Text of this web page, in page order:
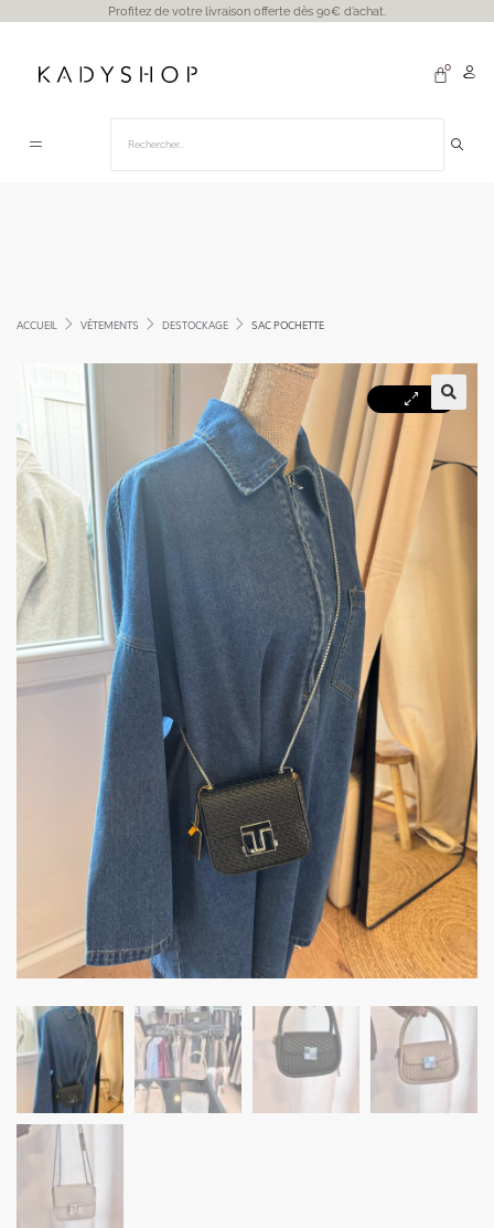
Profitez de votre livraison offerte dès 90€ d’achat.
ACCUEIL VÊTEMENTS DESTOCKAGE SAC POCHETTE